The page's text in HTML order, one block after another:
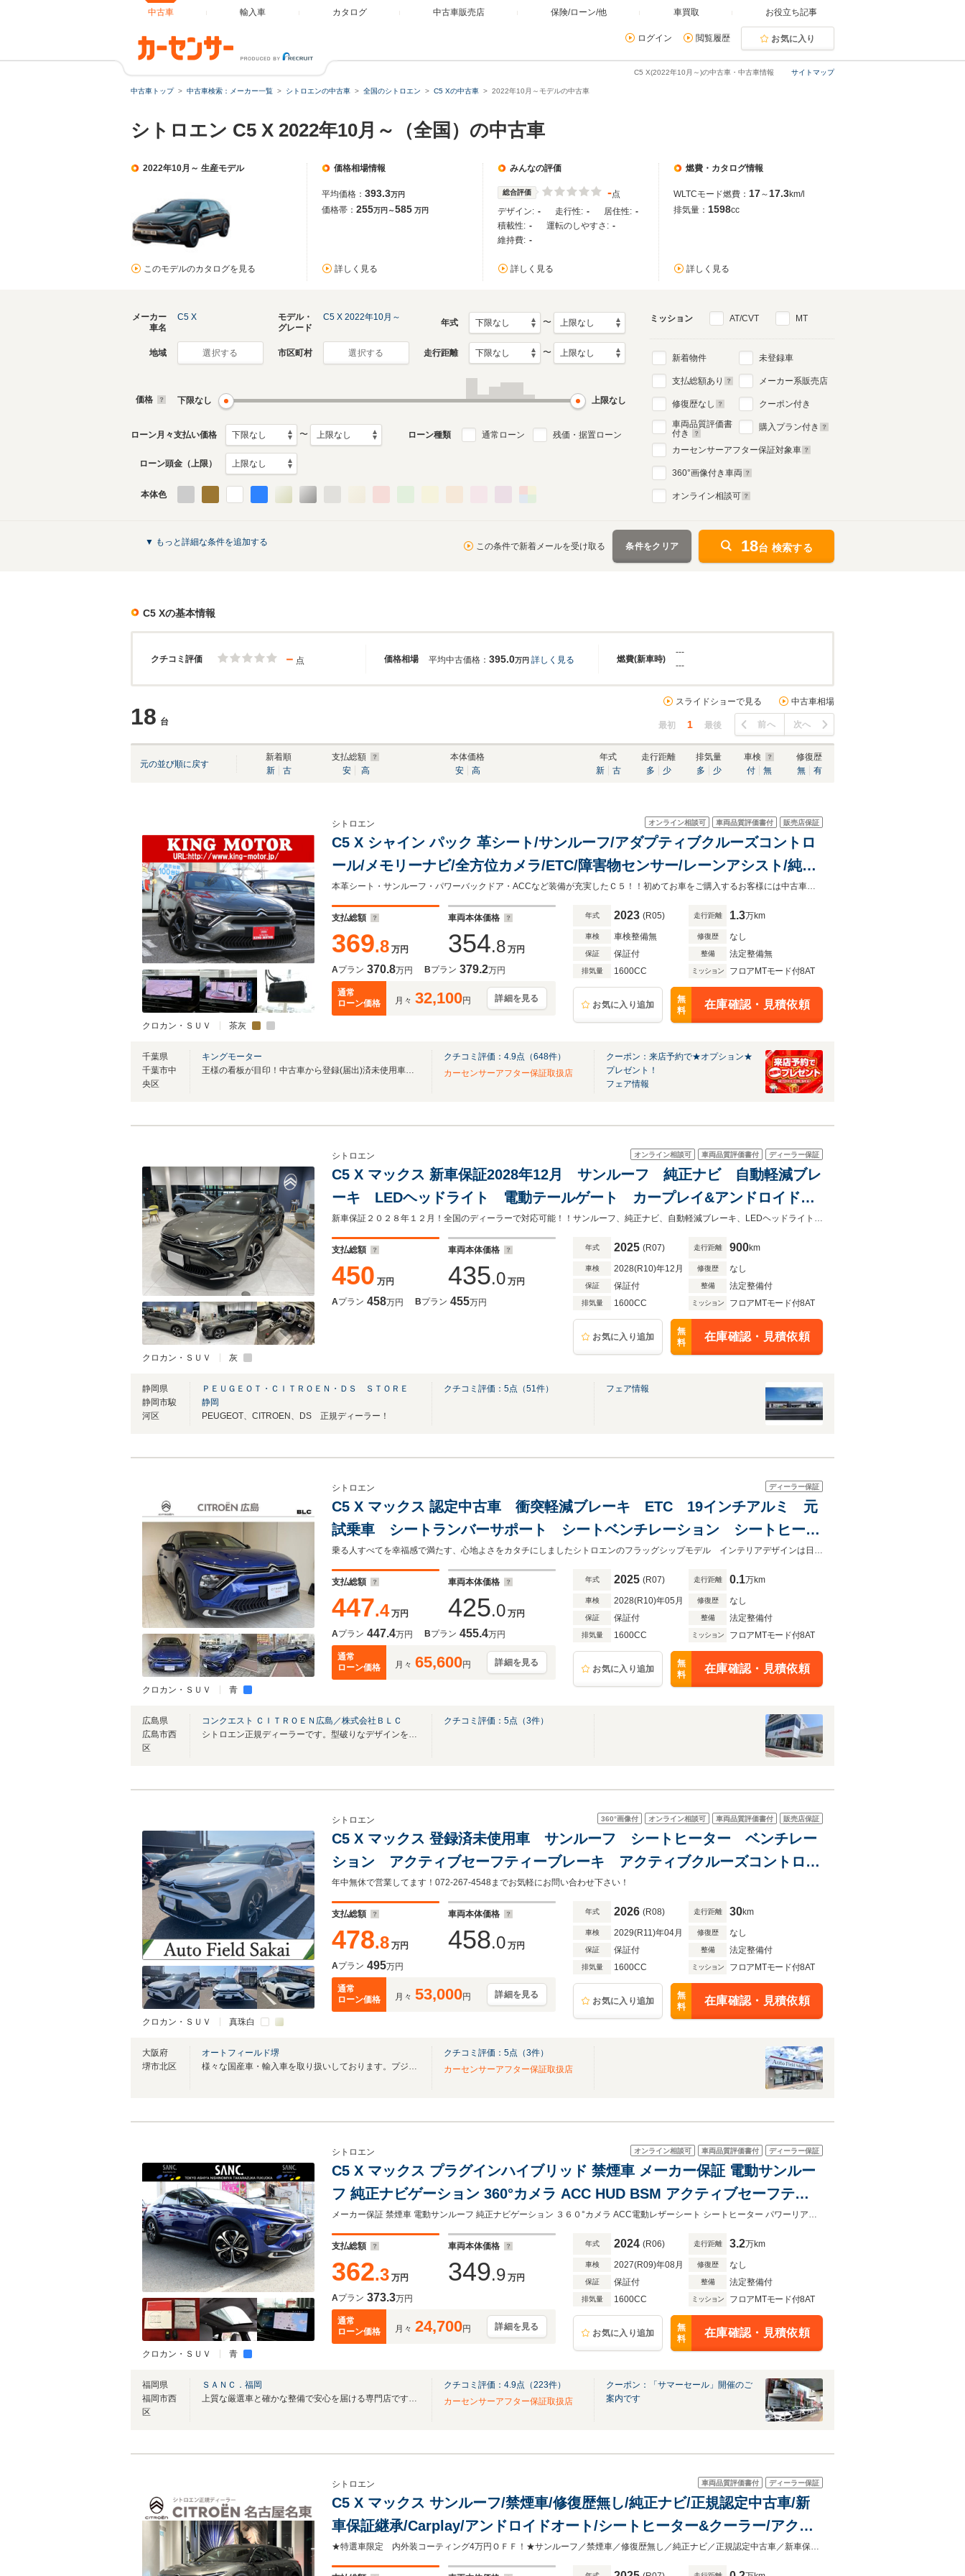
中古車 輸入車 カタログ 中古車販売店 保険/ローン/他 車買取 お役立ち記事
ログイン 閲覧履歴 お気に入り
サイトマップ
C5 X(2022年10月～)の中古車・中古車情報
中古車トップ 中古車検索：メーカー一覧 シトロエンの中古車 全国のシトロエン C5 Xの中古車 2022年10月～モデルの中古車
シトロエン C5 X 2022年10月～（全国）の中古車
2022年10月～ 生産モデル
このモデルのカタログを見る
価格相場情報
平均価格： 393.3万円
価格帯： 255万円～585 万円
詳しく見る
みんなの評価
総合評価 -点
デザイン: - 走行性: - 居住性: -
積載性: - 運転のしやすさ: -
維持費: -
詳しく見る
燃費・カタログ情報
WLTCモード燃費： 17～ 17.3km/l
排気量： 1598cc
詳しく見る
メーカー
車名
C5 X
モデル・
グレード
C5 X 2022年10月～
年式 〜
地域 選択する 市区町村 選択する 走行距離 〜
価格 下限なし 上限なし
ローン月々支払い価格 〜 ローン種類 通常ローン 残価・据置ローン
ローン頭金（上限）
本体色
ミッション AT/CVT MT
新着物件
支払総額あり
修復歴なし
車両品質評価書
付き
未登録車
メーカー系販売店
クーポン付き
購入プラン付き
カーセンサーアフター保証対象車
360°画像付き車両
オンライン相談可
▼ もっと詳細な条件を追加する この条件で新着メールを受け取る 条件をクリア 18台 検索する
C5 Xの基本情報
クチコミ評価 価格相場 燃費(新車時)
－ 点 平均中古価格： 395.0万円 詳しく見る
---
---
18 台
スライドショーで見る 中古車相場
最初 1 最後 前へ 次へ
元の並び順に戻す
新着順
新
古
支払総額
安
高
本体価格
安
高
年式
新
古
走行距離
多
少
排気量
多
少
車検
付
無
修復歴
無
有
クロカン・ＳＵＶ 茶灰
オンライン相談可 車両品質評価書付 販売店保証
シトロエン
C5 X シャイン パック 革シート/サンルーフ/アダプティブクルーズコントロ
ール/メモリーナビ/全方位カメラ/ETC/障害物センサー/レーンアシスト/純正
アルミ/スマートキー
本革シート・サンルーフ・パワーバックドア・ACCなど装備が充実したＣ５！！初めてお車をご購入するお客様には中古車の見方や、ご購入方法など親切・丁寧にサポートさせて頂きます！
支払総額
369.8 万円
車両本体価格
354.8 万円
Aプラン 370.8万円 Bプラン 379.2万円
通常
ローン価格
月々 32,100円 詳細を見る
年式 2023 (R05) 走行距離 1.3万km
車検 車検整備無 修復歴 なし
保証 保証付 整備 法定整備無
排気量 1600CC ミッション フロアMTモード付8AT
お気に入り追加
無
料
在庫確認・見積依頼
千葉県
千葉市中
央区
キングモーター
王様の看板が目印！中古車から登録(届出)済未使用車まで常時120台以上の在庫数！
クチコミ評価： 4.9点（648件）
カーセンサーアフター保証取扱店
クーポン：来店予約で★オプション★
プレゼント！
フェア情報
クロカン・ＳＵＶ 灰
オンライン相談可 車両品質評価書付 ディーラー保証
シトロエン
C5 X マックス 新車保証2028年12月 サンルーフ 純正ナビ 自動軽減ブレ
ーキ LEDヘッドライト 電動テールゲート カープレイ&アンドロイドオ
ート ACC
新車保証２０２８年１２月！全国のディーラーで対応可能！！サンルーフ、純正ナビ、自動軽減ブレーキ、LEDヘッドライト、バックカメラ、カープレイ＆アンドロイドオー
支払総額
450 万円
車両本体価格
435.0 万円
Aプラン 458万円 Bプラン 455万円
年式 2025 (R07) 走行距離 900km
車検 2028(R10)年12月 修復歴 なし
保証 保証付 整備 法定整備付
排気量 1600CC ミッション フロアMTモード付8AT
お気に入り追加
無
料
在庫確認・見積依頼
静岡県
静岡市駿
河区
ＰＥＵＧＥＯＴ・ＣＩＴＲＯＥＮ・ＤＳ ＳＴＯＲＥ
静岡
PEUGEOT、CITROEN、DS 正規ディーラー！
クチコミ評価： 5点（51件） フェア情報
クロカン・ＳＵＶ 青
ディーラー保証
シトロエン
C5 X マックス 認定中古車 衝突軽減ブレーキ ETC 19インチアルミ 元
試乗車 シートランバーサポート シートベンチレーション シートヒータ
ー ステアリングヒーター ヘッドアップディスプレイ 19インチアルミホ
イール
乗る人すべてを幸福感で満たす、心地よさをカタチにしましたシトロエンのフラッグシップモデル インテリアデザインは日本人の女性デザイナーがデザインしています。
支払総額
447.4 万円
車両本体価格
425.0 万円
Aプラン 447.4万円 Bプラン 455.4万円
通常
ローン価格
月々 65,600円 詳細を見る
年式 2025 (R07) 走行距離 0.1万km
車検 2028(R10)年05月 修復歴 なし
保証 保証付 整備 法定整備付
排気量 1600CC ミッション フロアMTモード付8AT
お気に入り追加
無
料
在庫確認・見積依頼
広島県
広島市西
区
コンクエスト ＣＩＴＲＯＥＮ広島／株式会社ＢＬＣ
シトロエン正規ディーラーです。型破りなデザインをお楽しみください！
クチコミ評価： 5点（3件）
クロカン・ＳＵＶ 真珠白
360°画像付 オンライン相談可 車両品質評価書付 販売店保証
シトロエン
C5 X マックス 登録済未使用車 サンルーフ シートヒーター ベンチレー
ション アクティブセーフティーブレーキ アクティブクルーズコントロー
ル ブラインドスポットモニター レーンキープアシスト アップルカープ
レイ
年中無休で営業してます！072-267-4548までお気軽にお問い合わせ下さい！
支払総額
478.8 万円
車両本体価格
458.0 万円
Aプラン 495万円
通常
ローン価格
月々 53,000円 詳細を見る
年式 2026 (R08) 走行距離 30km
車検 2029(R11)年04月 修復歴 なし
保証 保証付 整備 法定整備付
排気量 1600CC ミッション フロアMTモード付8AT
お気に入り追加
無
料
在庫確認・見積依頼
大阪府
堺市北区
オートフィールド堺
様々な国産車・輸入車を取り扱いしております。プジョーシトロエン全車1年保証付き！
クチコミ評価： 5点（3件）
カーセンサーアフター保証取扱店
クロカン・ＳＵＶ 青
オンライン相談可 車両品質評価書付 ディーラー保証
シトロエン
C5 X マックス プラグインハイブリッド 禁煙車 メーカー保証 電動サンルー
フ 純正ナビゲーション 360°カメラ ACC HUD BSM アクティブセーフティ
ブレーキ 電動レザーシート シートヒーター パワーリアゲー LEDヘッドライ
ト 360°ドライブレコーダー
メーカー保証 禁煙車 電動サンルーフ 純正ナビゲーション ３６０°カメラ ACC電動レザーシート シートヒーター パワーリアゲート 有償にて最長36ヶ月延長保証可。全国納車致します！
支払総額
362.3 万円
車両本体価格
349.9 万円
Aプラン 373.3万円
通常
ローン価格
月々 24,700円 詳細を見る
年式 2024 (R06) 走行距離 3.2万km
車検 2027(R09)年08月 修復歴 なし
保証 保証付 整備 法定整備付
排気量 1600CC ミッション フロアMTモード付8AT
お気に入り追加
無
料
在庫確認・見積依頼
福岡県
福岡市西
区
ＳＡＮＣ．福岡
上質な厳選車と確かな整備で安心を届ける専門店です。有償保証最長36ヶ月対応します
クチコミ評価： 4.9点（223件）
カーセンサーアフター保証取扱店
クーポン：「サマーセール」開催のご
案内です
車両品質評価書付 ディーラー保証
シトロエン
C5 X マックス サンルーフ/禁煙車/修復歴無し/純正ナビ/正規認定中古車/新
車保証継承/Carplay/アンドロイドオート/シートヒーター&クーラー/アクテ
ィブランバーサポート/ハンズフリー電動テールゲート/ACC
★特選車限定 内外装コーティング4万円ＯＦＦ！★サンルーフ／禁煙車／修復歴無し／純正ナビ／正規認定中古車／新車保証継承／Ｃａｒｐｌａｙ／シートH